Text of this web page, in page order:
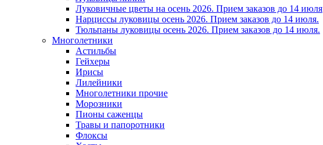
Луковичные цветы на осень 2026. Прием заказов до 14 июля
Нарциссы луковицы осень 2026. Прием заказов до 14 июля.
Тюльпаны луковицы осень 2026. Прием заказов до 14 июля.
Многолетники
Астильбы
Гейхеры
Ирисы
Лилейники
Многолетники прочие
Морозники
Пионы саженцы
Травы и папоротники
Флоксы